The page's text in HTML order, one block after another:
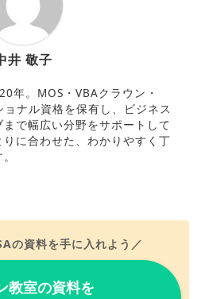
井 敬子
年。MOS・VBAクラウン・
ナル資格を保有し、ビジネス
で幅広い分野をサポートして
に合わせた、わかりやすく丁
の資料を手に入れよう／
教室の資料を